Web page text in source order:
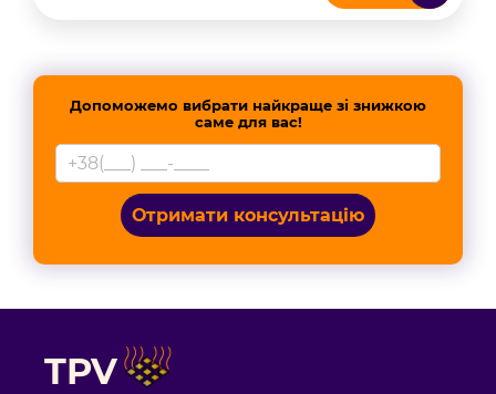
Допоможемо вибрати найкраще зі знижкою
саме для вас!
Отримати консультацію
TPV